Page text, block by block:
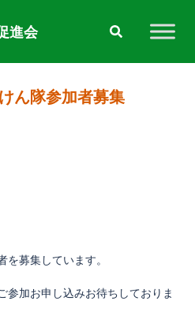
進会
ん隊参加者募集
募集しています。
参加お申し込みお待ちしておりま